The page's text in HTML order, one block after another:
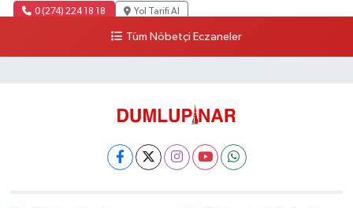
0 (274) 224 18 18 Yol Tarifi Al
Tüm Nöbetçi Eczaneler